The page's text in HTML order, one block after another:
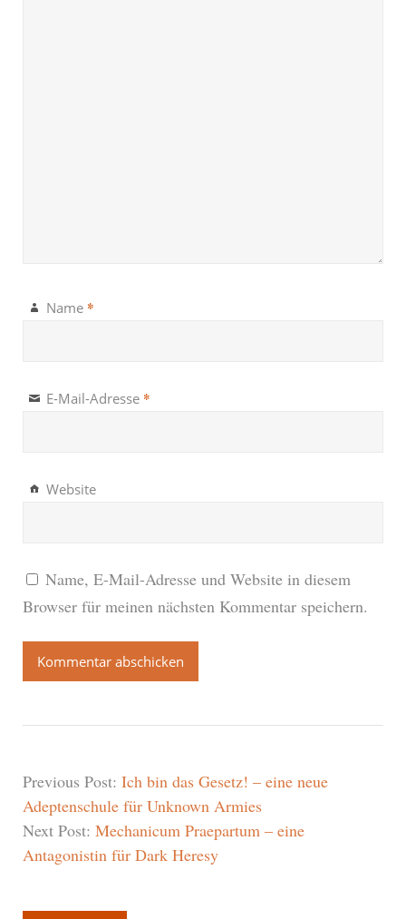
Name *
E-Mail-Adresse *
Website
Name, E-Mail-Adresse und Website in diesem
Browser für meinen nächsten Kommentar speichern.
Previous Post: Ich bin das Gesetz! – eine neue
Adeptenschule für Unknown Armies
Next Post: Mechanicum Praepartum – eine
Antagonistin für Dark Heresy